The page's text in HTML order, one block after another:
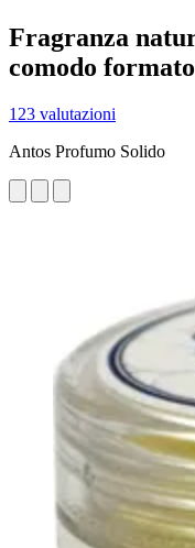
Fragranza
comodo
123 valutazioni
Antos Profumo Solido